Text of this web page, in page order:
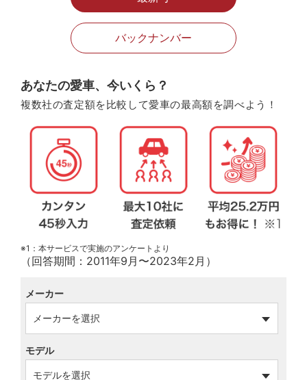
バックナンバー
あなたの愛車、今いくら？
複数社の査定額を比較して愛車の最高額を調べよう！
※1：本サービスで実施のアンケートより
（回答期間：2011年9月〜2023年2月）
メーカー
モデル